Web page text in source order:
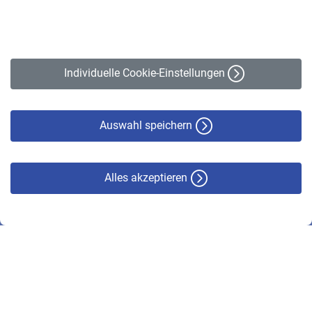
Individuelle Cookie-Einstellungen
Auswahl speichern
Alles akzeptieren
Erklärung zur Barrierefreiheit
© VBL 2026